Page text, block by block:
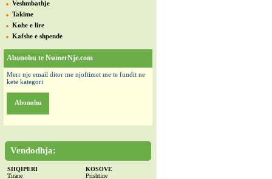
Veshmbathje
Takime
Kohe e lire
Kafshe e shpende
Abonohu te NumerNje.com
Merr nje email ditor me njoftimet me te fundit ne
kete kategori
Abonohu
Vendodhja:
SHQIPERI
Tirane
KOSOVE
Prishtine